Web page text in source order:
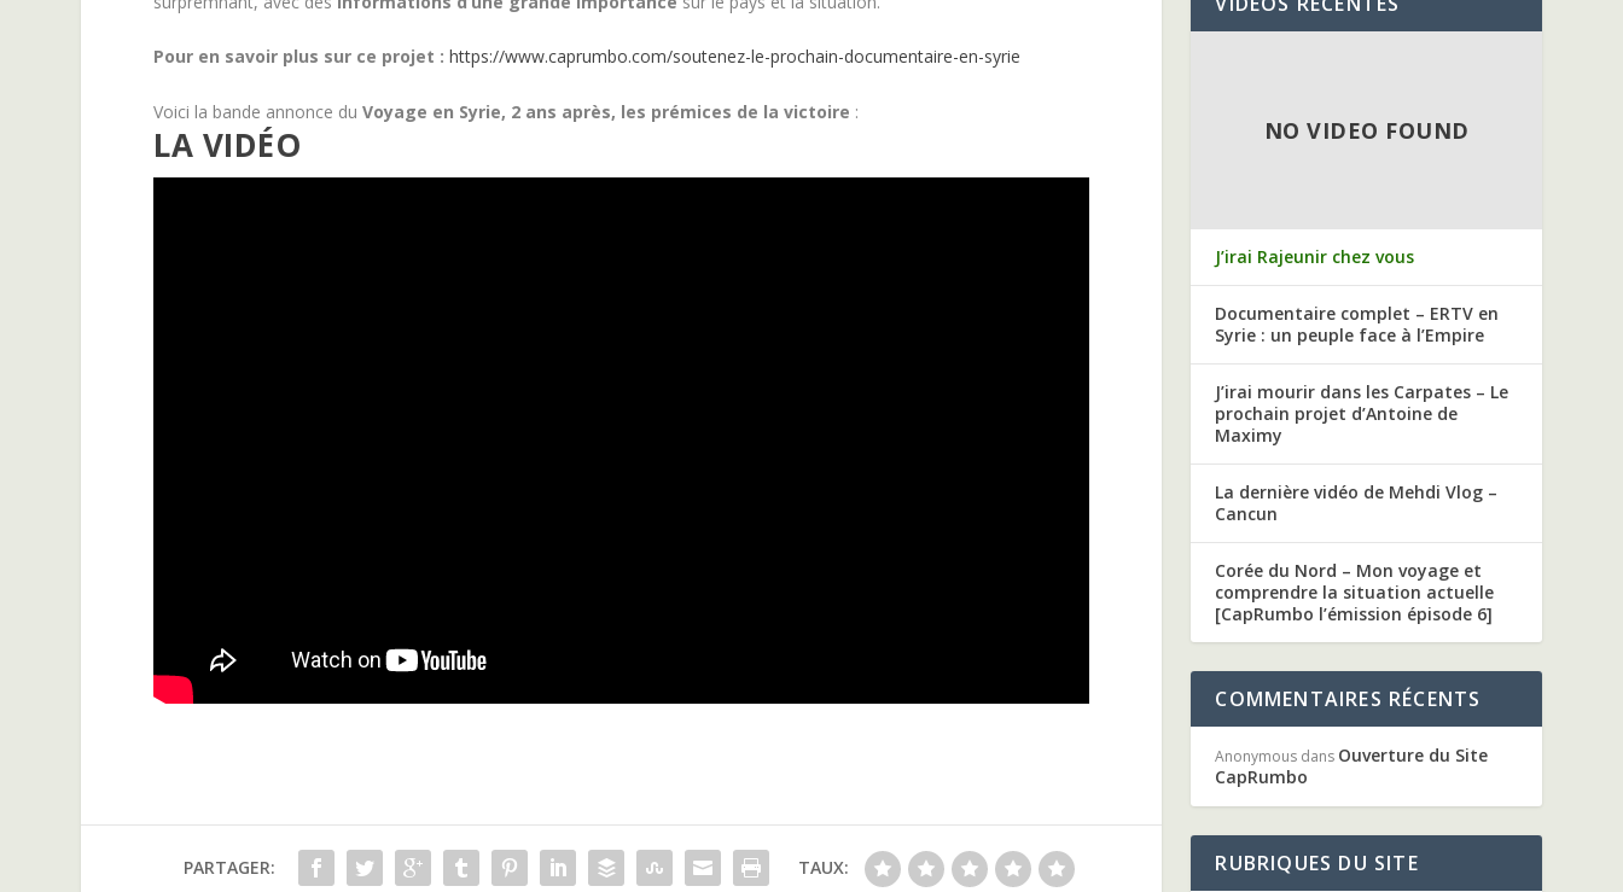
Pour en savoir plus sur ce projet : https://www.caprumbo.com/soutenez-le-prochain-documentaire-en-syrie
Voici la bande annonce duVoyage en Syrie, 2 ans après, les prémices de la victoire :
LA VIDÉO
PARTAGER: TAUX:
NO VIDEO FOUND
J’irai Rajeunir chez vous
Documentaire complet – ERTV en
Syrie : un peuple face à l’Empire
J’irai mourir dans les Carpates – Le
prochain projet d’Antoine de
Maximy
La dernière vidéo de Mehdi Vlog –
Cancun
Corée du Nord – Mon voyage et
comprendre la situation actuelle
[CapRumbo l’émission épisode 6]
COMMENTAIRES RÉCENTS
Anonymous dans Ouverture du Site
CapRumbo
RUBRIQUES DU SITE